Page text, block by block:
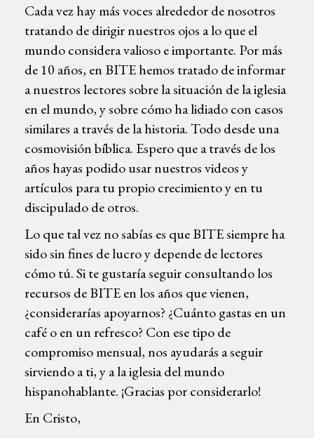
Cada vez hay más voces alrededor de nosotros
tratando de dirigir nuestros ojos a lo que el
mundo considera valioso e importante. Por más
de 10 años, en BITE hemos tratado de informar
a nuestros lectores sobre la situación de la iglesia
en el mundo, y sobre cómo ha lidiado con casos
similares a través de la historia. Todo desde una
cosmovisión bíblica. Espero que a través de los
años hayas podido usar nuestros videos y
artículos para tu propio crecimiento y en tu
discipulado de otros.
Lo que tal vez no sabías es que BITE siempre ha
sido sin fines de lucro y depende de lectores
cómo tú. Si te gustaría seguir consultando los
recursos de BITE en los años que vienen,
¿considerarías apoyarnos? ¿Cuánto gastas en un
café o en un refresco? Con ese tipo de
compromiso mensual, nos ayudarás a seguir
sirviendo a ti, y a la iglesia del mundo
hispanohablante. ¡Gracias por considerarlo!
En Cristo,